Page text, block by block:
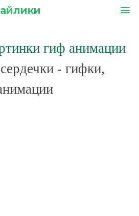
menu
гиф анимации
- гифки,